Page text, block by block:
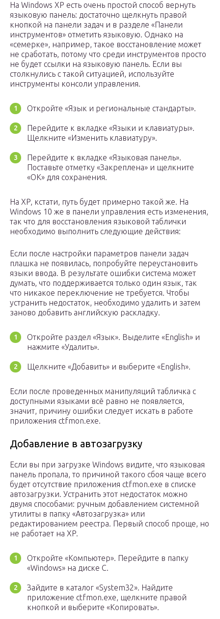
На Windows XP есть очень простой способ вернуть
языковую панель: достаточно щелкнуть правой
кнопкой на панели задач и в разделе «Панели
инструментов» отметить языковую. Однако на
«семерке», например, такое восстановление может
не сработать, потому что среди инструментов просто
не будет ссылки на языковую панель. Если вы
столкнулись с такой ситуацией, используйте
инструменты консоли управления.
Откройте «Язык и региональные стандарты».
Перейдите к вкладке «Языки и клавиатуры».
Щелкните «Изменить клавиатуру».
Перейдите к вкладке «Языковая панель».
Поставьте отметку «Закреплена» и щелкните
«ОК» для сохранения.
На XP, кстати, путь будет примерно такой же. На
Windows 10 же в панели управления есть изменения,
так что для восстановления языковой таблички
необходимо выполнить следующие действия:
Если после настройки параметров панели задач
плашка не появилась, попробуйте переустановить
языки ввода. В результате ошибки система может
думать, что поддерживается только один язык, так
что никакое переключение не требуется. Чтобы
устранить недостаток, необходимо удалить и затем
заново добавить английскую раскладку.
Откройте раздел «Язык». Выделите «English» и
нажмите «Удалить».
Щелкните «Добавить» и выберите «English».
Если после проведенных манипуляций табличка с
доступными языками всё равно не появляется,
значит, причину ошибки следует искать в работе
приложения ctfmon.exe.
Добавление в автозагрузку
Если вы при загрузке Windows видите, что языковая
панель пропала, то причиной такого сбоя чаще всего
будет отсутствие приложения ctfmon.exe в списке
автозагрузки. Устранить этот недостаток можно
двумя способами: ручным добавлением системной
утилиты в папку «Автозагрузка» или
редактированием реестра. Первый способ проще, но
не работает на XP.
Откройте «Компьютер». Перейдите в папку
«Windows» на диске C.
Зайдите в каталог «System32». Найдите
приложение ctfmon.exe, щелкните правой
кнопкой и выберите «Копировать».